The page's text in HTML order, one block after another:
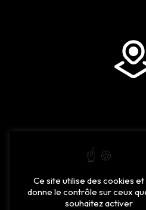
16 Rue des
66270 Le
Ce site utilise des cookies et
donne le contrôle sur ceux
souhaitez activer